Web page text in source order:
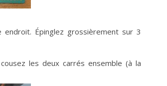
Épinglez grossièrement sur 3
cousez les deux carrés ensemble (à la